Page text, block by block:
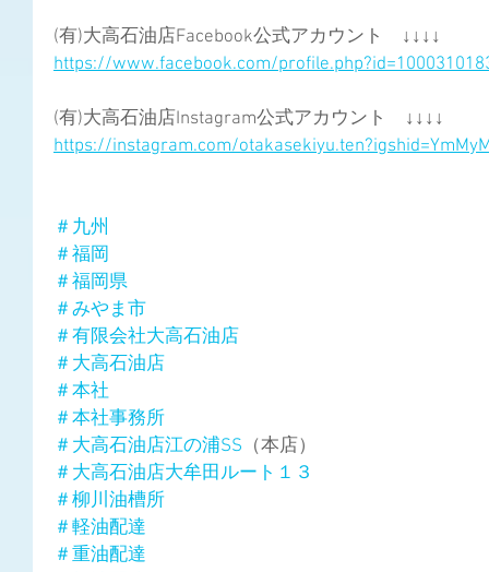
(有)大高石油店Facebook公式アカウント　↓↓↓↓
https://www.facebook.com/
(有)大高石油店Instagram公式アカウント　↓↓↓↓
https://instagram.com/
＃九州
＃福岡
＃福岡県
＃みやま市
＃有限会社大高石油店
＃大高石油店
＃本社
＃本社事務所
＃大高石油店江の浦SS （本店）
＃大高石油店大牟田ルート１３
＃柳川油槽所
＃軽油配達
＃重油配達